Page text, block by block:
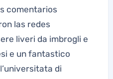
comentarios
las redes
liveri da imbrogli e
e un fantastico
di